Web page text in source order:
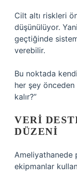
Cilt altı riskleri
düşünülüyor.
geçtiğinde
verebilir.
Bu noktada
her şey önceden
kalır?”
VERI
DÜZENI
Ameliyathanede
ekipmanlar